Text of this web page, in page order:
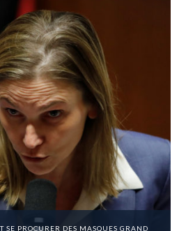
SE PROCURER DES MASQUES GRAND